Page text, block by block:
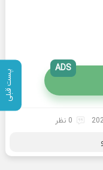
پست قبلی
ADS
0 نظر